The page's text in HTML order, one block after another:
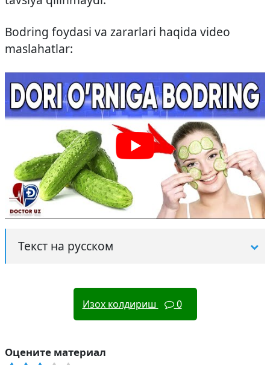
Bodring foydasi va zararlari haqida video
maslahatlar:
Текст на русском
Изох колдириш 0
Оцените материал